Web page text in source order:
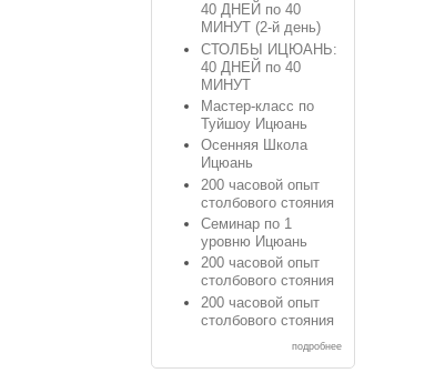
40 ДНЕЙ по 40
МИНУТ (2-й день)
СТОЛБЫ ИЦЮАНЬ:
40 ДНЕЙ по 40
МИНУТ
Мастер-класс по
Туйшоу Ицюань
Осенняя Школа
Ицюань
200 часовой опыт
столбового стояния
Семинар по 1
уровню Ицюань
200 часовой опыт
столбового стояния
200 часовой опыт
столбового стояния
подробнее